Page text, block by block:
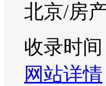
北京/房
收录时间
网站详情